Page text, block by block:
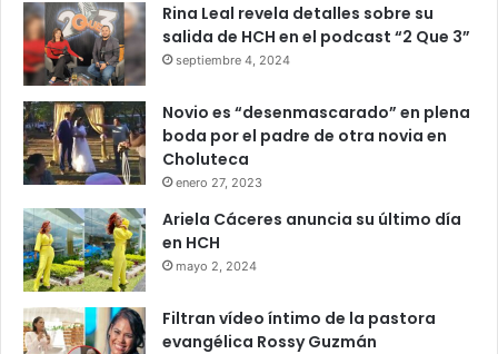
Rina Leal revela detalles sobre su
salida de HCH en el podcast “2 Que 3”
septiembre 4, 2024
Novio es “desenmascarado” en plena
boda por el padre de otra novia en
Choluteca
enero 27, 2023
Ariela Cáceres anuncia su último día
en HCH
mayo 2, 2024
Filtran vídeo íntimo de la pastora
evangélica Rossy Guzmán